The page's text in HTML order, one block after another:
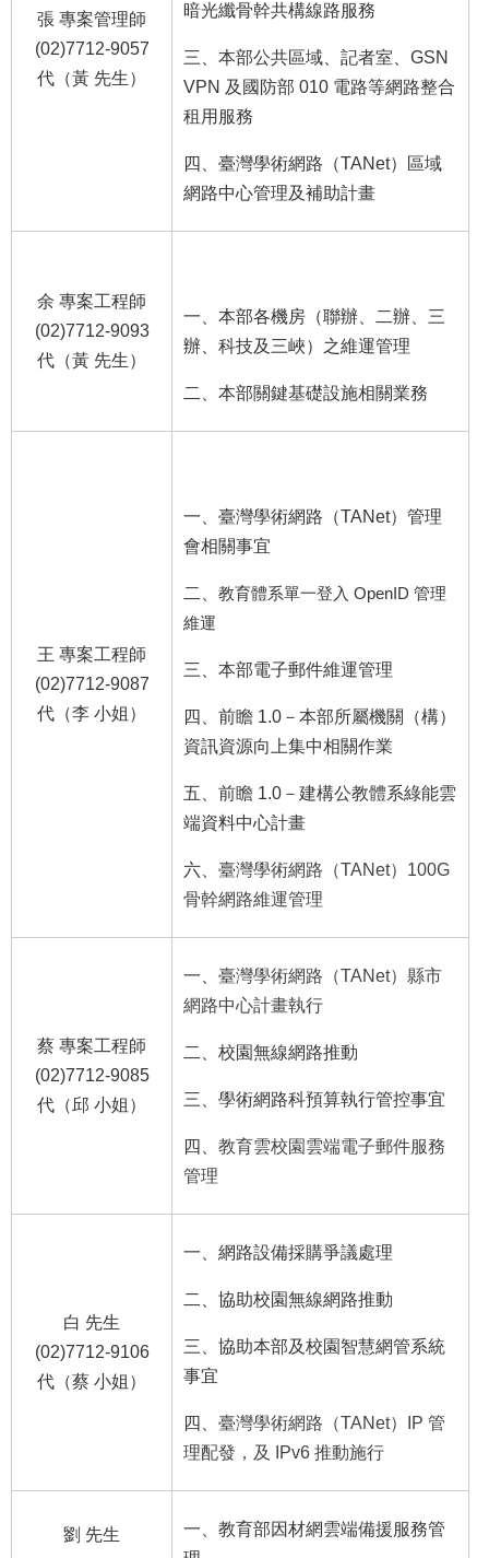
張 專案管理師
(02)7712-9057
代（黃 先生）
暗光纖骨幹共構線路服務
三、本部公共區域、記者室、GSN
VPN 及國防部 010 電路等網路整合
租用服務
四、臺灣學術網路（TANet）區域
網路中心管理及補助計畫
余 專案工程師
(02)7712-9093
代（黃 先生）
一、本部各機房（聯辦、二辦、三
辦、科技及三峽）之維運管理
二、本部關鍵基礎設施相關業務
王 專案工程師
(02)7712-9087
代（李 小姐）
一、臺灣學術網路（TANet）管理
會相關事宜
二、 教育體系單一登入 OpenID 管理
維運
三、本部電子郵件維運管理
四、前瞻 1.0－本部所屬機關（構）
資訊資源向上集中相關作業
五、前瞻 1.0－建構公教體系綠能雲
端資料中心計畫
六、 臺灣學術網路（TANet）100G
骨幹網路維運管理
蔡 專案工程師
(02)7712-9085
代（邱 小姐）
一、 臺灣學術網路（TANet）縣市
網路中心計畫執行
二、校園無線網路推動
三、學術網路科預算執行管控事宜
四、 教育雲校園雲端電子郵件服務
管理
白 先生
(02)7712-9106
代（蔡 小姐）
一、網路設備採購爭議處理
二、協助校園無線網路推動
三、協助本部及校園智慧網管系統
事宜
四、 臺灣學術網路（TANet）IP 管
理配發，及 IPv6 推動施行
劉 先生
一、教育部因材網雲端備援服務管